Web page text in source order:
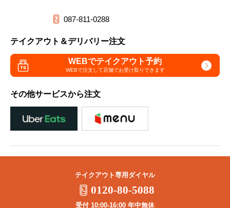
087-811-0288
テイクアウト＆デリバリー注文
WEBでテイクアウト予約
WEBで注文して店舗でお受け取りできます
その他サービスから注文
テイクアウト専用ダイヤル
0120-80-5088
受付 10:00-16:00 年中無休